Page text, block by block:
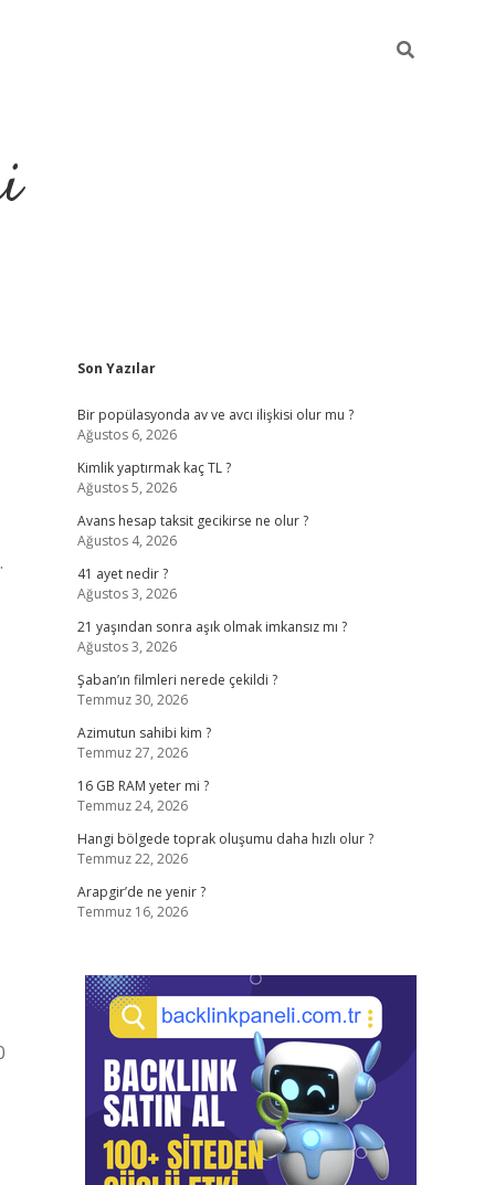
Sidebar
Son Yazılar
Bir popülasyonda av ve avcı ilişkisi olur mu ?
Ağustos 6, 2026
Kimlik yaptırmak kaç TL ?
Ağustos 5, 2026
Avans hesap taksit gecikirse ne olur ?
Ağustos 4, 2026
41 ayet nedir ?
Ağustos 3, 2026
21 yaşından sonra aşık olmak imkansız mı ?
Ağustos 3, 2026
Şaban’ın filmleri nerede çekildi ?
Temmuz 30, 2026
Azimutun sahibi kim ?
Temmuz 27, 2026
16 GB RAM yeter mi ?
Temmuz 24, 2026
Hangi bölgede toprak oluşumu daha hızlı olur ?
Temmuz 22, 2026
Arapgir’de ne yenir ?
Temmuz 16, 2026